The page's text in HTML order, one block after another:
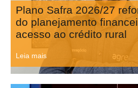
Plano Safra 2026/27
do planejamento
acesso ao crédito rural
Leia mais